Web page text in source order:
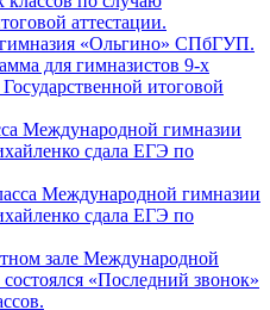
«Ольгино» СПбГУП.
для гимназистов 9-х
итоговой
Международной гимназии
сдала ЕГЭ по